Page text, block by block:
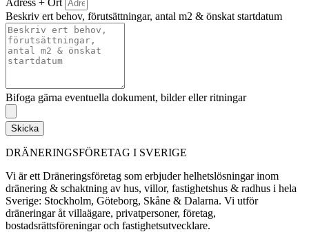
Beskriv ert behov, förutsättningar, antal m2 & önskat startdatum
Bifoga gärna eventuella dokument, bilder eller ritningar
Skicka
DRÄNERINGSFÖRETAG I SVERIGE
Vi är ett Dräneringsföretag som erbjuder helhetslösningar inom
dränering & schaktning av hus, villor, fastighetshus & radhus i hela
Sverige: Stockholm, Göteborg, Skåne & Dalarna. Vi utför
dräneringar åt villaägare, privatpersoner, företag,
bostadsrättsföreningar och fastighetsutvecklare.